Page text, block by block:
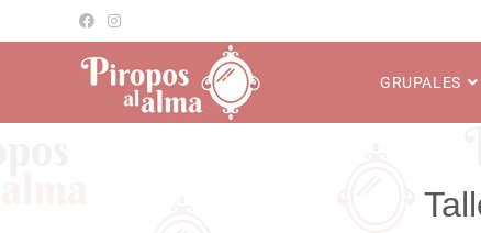
GRUPALES